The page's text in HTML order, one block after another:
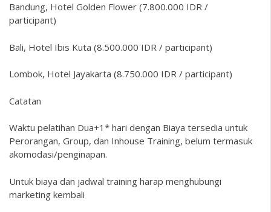
Bandung, Hotel Golden Flower (7.800.000 IDR /
participant)
Bali, Hotel Ibis Kuta (8.500.000 IDR / participant)
Lombok, Hotel Jayakarta (8.750.000 IDR / participant)
Catatan
Waktu pelatihan Dua+1* hari dengan Biaya tersedia untuk
Perorangan, Group, dan Inhouse Training, belum termasuk
akomodasi/penginapan.
Untuk biaya dan jadwal training harap menghubungi
marketing kembali